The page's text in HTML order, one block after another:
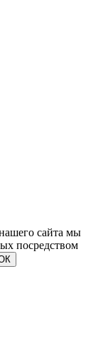
сайта мы
посредством